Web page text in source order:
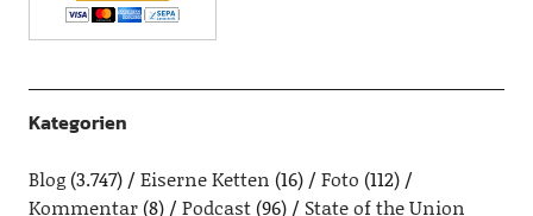
Kategorien
Blog(3.747) Eiserne Ketten (16) Foto (112)
Kommentar(8) Podcast(96) State of the Union